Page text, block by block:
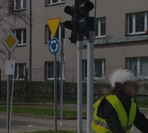
Ten plik cookie przechowuje informacje o zgodzie
użytkownika oraz jego preferencjach dotyczących
prywatności podczas korzystania z witryny. Rejestruje
wybory dotyczące polityki prywatności i ustawień
zgody, zapewniając ich przestrzeganie w kolejnych
wizytach. Dzięki temu użytkownik nie musi ponownie
konfigurować swoich preferencji, co zwiększa wygodę i
zgodność z regulacjami ochrony danych.
Ten plik cookie jest używany przez usługę Cookie-
Script.com do zapamiętywania preferencji dotyczących
zgody użytkownika na pliki cookie. Jest to konieczne,
aby baner cookie Cookie-Script.com działał poprawnie.
Okres
przechowywania
Opis